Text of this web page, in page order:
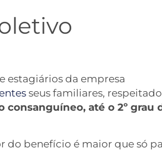
estagiários da empresa
seus familiares,
consanguíneo, até o 2º grau
do benefício é maior que só